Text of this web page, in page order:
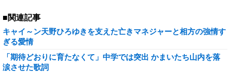
■関連記事
キャイ～ン天野ひろゆきを支えた亡きマネジャーと相方の強情す
ぎる愛情
「期待どおりに育たなくて」中学では突出 かまいたち山内を落
涙させた歌詞